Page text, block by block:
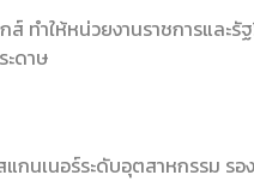
ทำให้หน่วยงานราชการและ
ะดาษ
กนเนอร์ระดับอุตสาหกรรม